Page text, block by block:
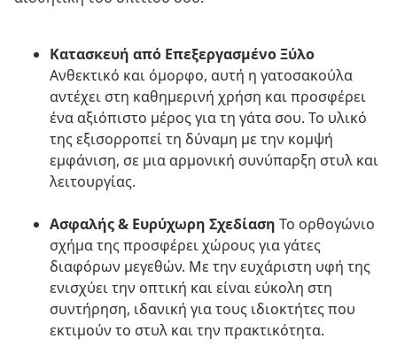
Κατασκευή από Επεξεργασμένο Ξύλο
Ανθεκτικό και όμορφο, αυτή η γατοσακούλα
αντέχει στη καθημερινή χρήση και προσφέρει
ένα αξιόπιστο μέρος για τη γάτα σου. Το υλικό
της εξισορροπεί τη δύναμη με την κομψή
εμφάνιση, σε μια αρμονική συνύπαρξη στυλ και
λειτουργίας.
Ασφαλής & Ευρύχωρη Σχεδίαση Το ορθογώνιο
σχήμα της προσφέρει χώρους για γάτες
διαφόρων μεγεθών. Με την ευχάριστη υφή της
ενισχύει την οπτική και είναι εύκολη στη
συντήρηση, ιδανική για τους ιδιοκτήτες που
εκτιμούν το στυλ και την πρακτικότητα.